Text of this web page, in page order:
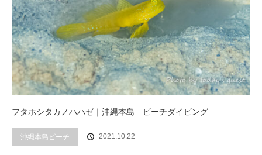
フタホシタカノハハゼ｜沖縄本島 ビーチダイビング
沖縄本島ビーチ 2021.10.22